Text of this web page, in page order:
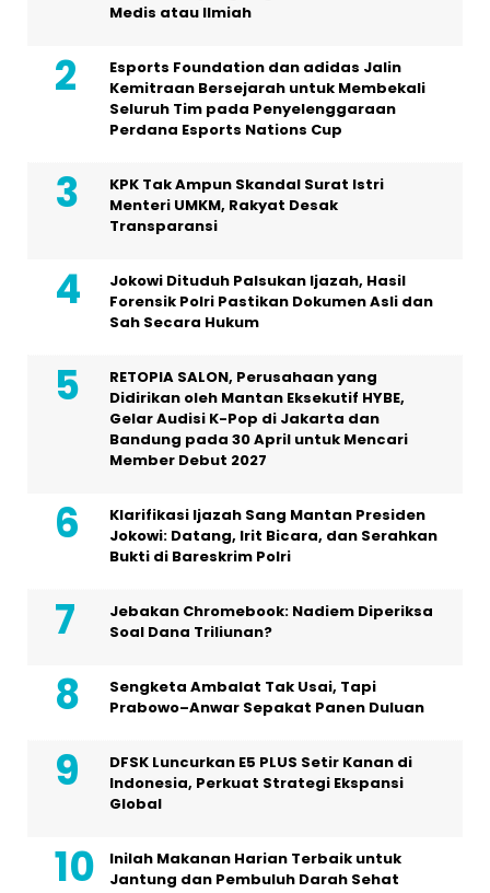
Medis atau Ilmiah
Esports Foundation dan adidas Jalin
Kemitraan Bersejarah untuk Membekali
Seluruh Tim pada Penyelenggaraan
Perdana Esports Nations Cup
KPK Tak Ampun Skandal Surat Istri
Menteri UMKM, Rakyat Desak
Transparansi
Jokowi Dituduh Palsukan Ijazah, Hasil
Forensik Polri Pastikan Dokumen Asli dan
Sah Secara Hukum
RETOPIA SALON, Perusahaan yang
Didirikan oleh Mantan Eksekutif HYBE,
Gelar Audisi K-Pop di Jakarta dan
Bandung pada 30 April untuk Mencari
Member Debut 2027
Klarifikasi Ijazah Sang Mantan Presiden
Jokowi: Datang, Irit Bicara, dan Serahkan
Bukti di Bareskrim Polri
Jebakan Chromebook: Nadiem Diperiksa
Soal Dana Triliunan?
Sengketa Ambalat Tak Usai, Tapi
Prabowo–Anwar Sepakat Panen Duluan
DFSK Luncurkan E5 PLUS Setir Kanan di
Indonesia, Perkuat Strategi Ekspansi
Global
Inilah Makanan Harian Terbaik untuk
Jantung dan Pembuluh Darah Sehat